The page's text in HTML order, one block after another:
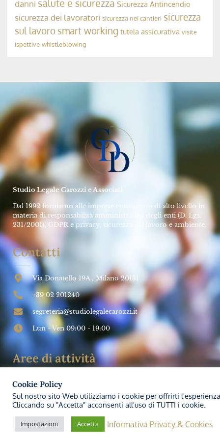
La Responsabilità Penale dell’OdV 231
➞
Avv. Rolando Dubini 10 Maggio 2024
SALUTE E SICUREZZA SUL LAVORO
PREVENZIONE
➞